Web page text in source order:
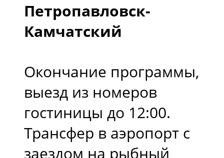
Петропавловск-
Камчатский
Окончание программы,
выезд из номеров
гостиницы до 12:00.
Трансфер в аэропорт с
заездом на рыбный